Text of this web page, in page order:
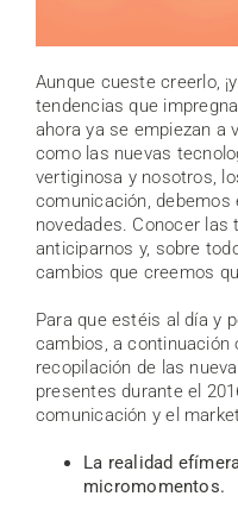
Aunque cueste creerlo,
tendencias que
ahora ya se empiezan a
como las nuevas
vertiginosa y nosotros,
comunicación,
novedades. Conocer las
anticiparnos y, sobre
cambios que creemos
Para que estéis al día y
cambios, a continuación
recopilación de las
presentes durante el
comunicación y el
La realidad
micromomentos.